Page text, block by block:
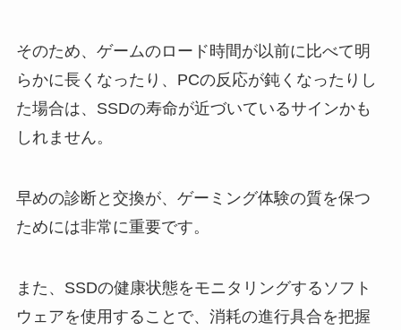
そのため、ゲームのロード時間が以前に比べて明
らかに長くなったり、PCの反応が鈍くなったりし
た場合は、SSDの寿命が近づいているサインかも
しれません。
早めの診断と交換が、ゲーミング体験の質を保つ
ためには非常に重要です。
また、SSDの健康状態をモニタリングするソフト
ウェアを使用することで、消耗の進行具合を把握